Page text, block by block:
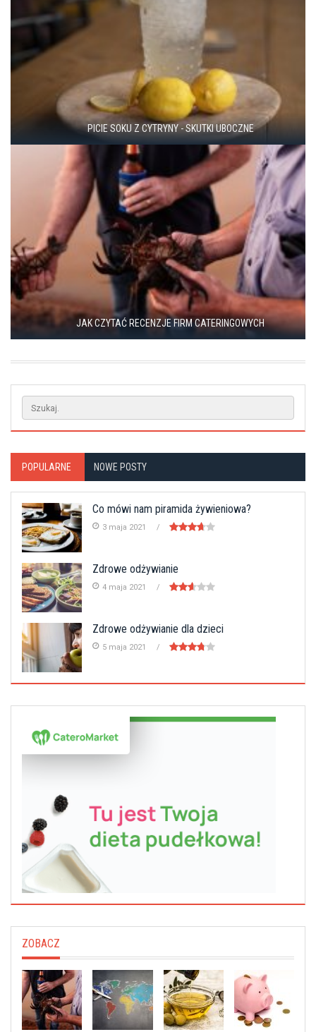
PICIE SOKU Z CYTRYNY - SKUTKI UBOCZNE
JAK CZYTAĆ RECENZJE FIRM CATERINGOWYCH
POPULARNE NOWE POSTY
Co mówi nam piramida żywieniowa?
3 maja 2021
Zdrowe odżywianie
4 maja 2021
Zdrowe odżywianie dla dzieci
5 maja 2021
ZOBACZ